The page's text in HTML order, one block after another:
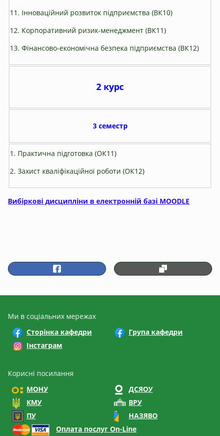
11. Інноваційний розвиток підприємства (ВК10)
12. Корпоративний ризик-менеджмент (ВК11)
13. Фінансово-економічна безпека підприємства (ВК12)
2 курс
3 семестр
1. Практична підготовка (ОК11)
2. Захист кваліфікаційної роботи (ОК12)
Вибіркові дисципліни в електронній базі MOODLE
Ми в соціальних мережах
Сторінка кафедри
Група кафедри
Інстаграм
Корисні посилання
МОНУ
ДСЯОУ
КМУ
ВРУ
ПУ
НАЗЯВО
Оплата послуг On-Line